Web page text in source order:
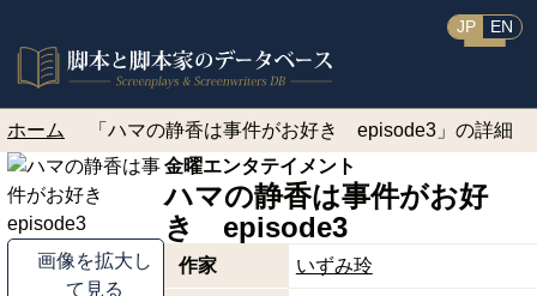
JP EN
ホーム 「ハマの静香は事件がお好き episode3」の詳細
画像を拡大し
て見る
金曜エンタテイメント
ハマの静香は事件がお好
き episode3
作家 いずみ玲